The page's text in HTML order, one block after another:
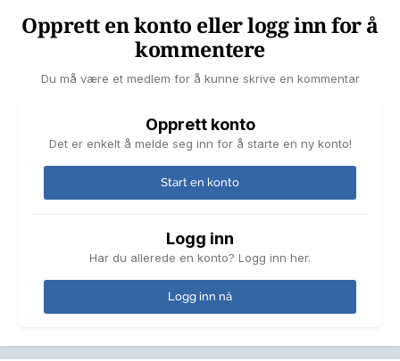
Opprett en konto eller logg inn for å
kommentere
Du må være et medlem for å kunne skrive en kommentar
Opprett konto
Det er enkelt å melde seg inn for å starte en ny konto!
Start en konto
Logg inn
Har du allerede en konto? Logg inn her.
Logg inn nå